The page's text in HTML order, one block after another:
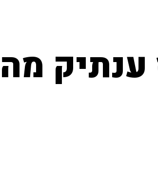
ענתיק